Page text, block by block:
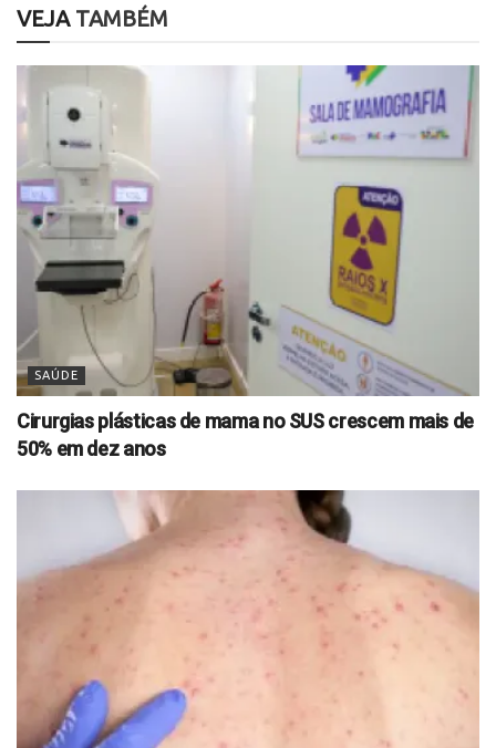
VEJATAMBÉM
SAÚDE
Cirurgias plásticas de mama no SUS crescem mais de
50% em dez anos